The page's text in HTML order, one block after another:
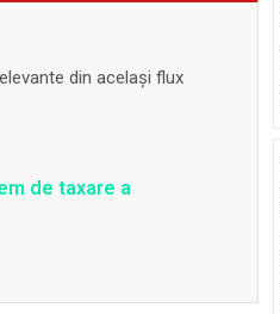
din același flux
de taxare a